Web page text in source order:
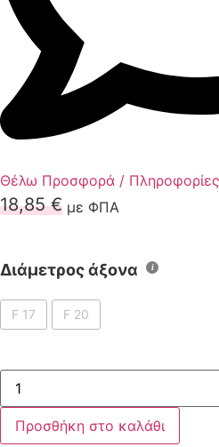
Θέλω Προσφορά / Πληροφορίες
18,85€ με ΦΠΑ
Διάμετρος άξονα
F 17 F 20
Τροχός
συμπαγής
για
δίτροχο
Προσθήκη στο καλάθι